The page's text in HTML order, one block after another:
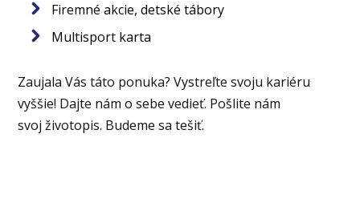
Firemné akcie, detské tábory
Multisport karta
Zaujala Vás táto ponuka? Vystreľte svoju kariéru
vyššie! Dajte nám o sebe vedieť. Pošlite nám
svoj životopis. Budeme sa tešiť.